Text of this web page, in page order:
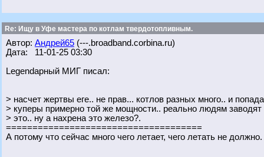
Re: Ищу в Уфе мастера по котлам твердотопливным.
Автор: Андрей65 (---.broadband.corbina.ru)
Дата: 11-01-25 03:30
Legendарный МИГ писал:
> насчет жертвы еге.. не прав... котлов разных много.. и
> куперы примерно той же мощности.. реально людям заводят
> это.. ну а нахрена это железо?.
=====================================
А потому что сейчас много чего летает, чего летать не